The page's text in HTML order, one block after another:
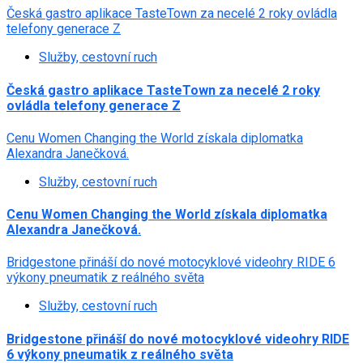
Česká gastro aplikace TasteTown za necelé 2 roky ovládla
telefony generace Z
Služby, cestovní ruch
Česká gastro aplikace TasteTown za necelé 2 roky
ovládla telefony generace Z
Cenu Women Changing the World získala diplomatka
Alexandra Janečková.
Služby, cestovní ruch
Cenu Women Changing the World získala diplomatka
Alexandra Janečková.
Bridgestone přináší do nové motocyklové videohry RIDE 6
výkony pneumatik z reálného světa
Služby, cestovní ruch
Bridgestone přináší do nové motocyklové videohry RIDE
6 výkony pneumatik z reálného světa